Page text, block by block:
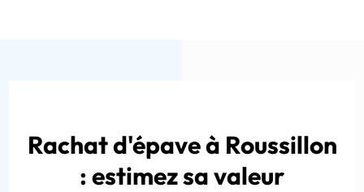
Rachat d'épave à Roussillon
: estimez sa valeur